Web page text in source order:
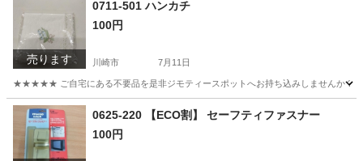
売ります
0711-501 ハンカチ
100円
川崎市 7月11日
★★★★★ ご自宅にある不要品を是非ジモティースポットへお持ち込みしませんか？
神奈川 川崎市 現地
0625-220 【ECO割】 セーフティファスナー
100円